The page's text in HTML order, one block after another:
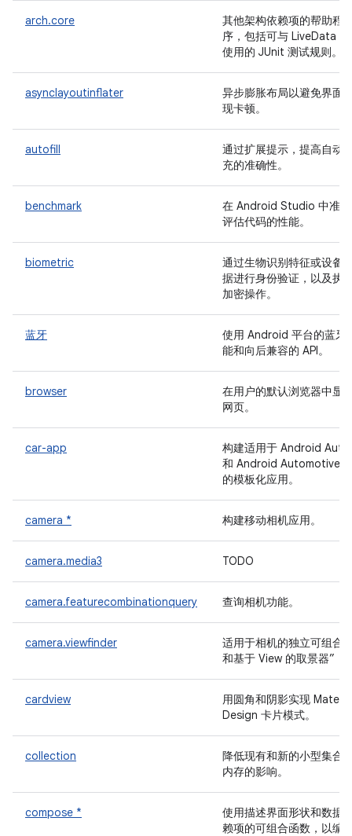
arch.core
其他架构依赖项的帮助程
序，包括可与 LiveData
使用的 JUnit 测试规则。
asynclayoutinflater
异步膨胀布局以避免界面
现卡顿。
autofill
通过扩展提示，提高自动
充的准确性。
benchmark
在 Android Studio 中准确
评估代码的性能。
biometric
通过生物识别特征或设备
据进行身份验证，以及执
加密操作。
蓝牙
使用 Android 平台的蓝牙
能和向后兼容的 API。
browser
在用户的默认浏览器中显
网页。
car-app
构建适用于 Android Auto
和 Android Automotive
的模板化应用。
camera * 构建移动相机应用。
camera.media3 TODO
camera.featurecombinationquery 查询相机功能。
camera.viewfinder
适用于相机的独立可组合
和基于 View 的取景器”
cardview
用圆角和阴影实现
Design 卡片模式。
collection
降低现有和新的小型集合
内存的影响。
compose *
使用描述界面形状和数据
赖项的可组合函数，以编